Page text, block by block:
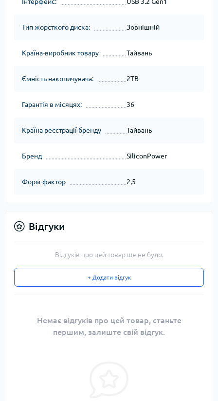
Тип жорсткого диска: Зовнішній
Країна-виробник товару Тайвань
Ємність накопичувача: 2TB
Гарантія в місяцях: 36
Країна реєстрації бренду Тайвань
Бренд SiliconPower
Форм-фактор 2,5
Відгуки
Відгуків про цей товар ще не було.
+ Додати відгук
Немає відгуків про цей товар, станьте
першим, залиште свій відгук.